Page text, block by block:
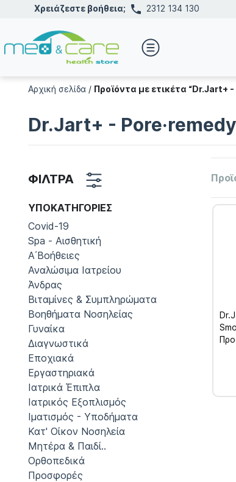
Χρειάζεστε βοήθεια; 2312 134 130
Αρχική σελίδα/ Προϊόντα με ετικέτα “Dr.Jart+ -
Dr.Jart+ - Pore·remedy
ΦΙΛΤΡΑ
ΥΠΟΚΑΤΗΓΟΡΊΕΣ
Covid-19
Spa - Αισθητική
Α΄Βοήθειες
Αναλώσιμα Ιατρείου
Άνδρας
Βιταμίνες & Συμπληρώματα
Βοηθήματα Νοσηλείας
Γυναίκα
Διαγνωστικά
Εποχιακά
Εργαστηριακά
Ιατρικά Έπιπλα
Ιατρικός Εξοπλισμός
Ιματισμός - Υποδήματα
Κατ' Οίκον Νοσηλεία
Μητέρα & Παιδί..
Ορθοπεδικά
Προσφορές